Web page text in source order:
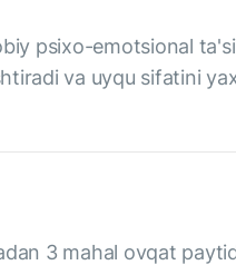
psixo-emotsional
va uyqu sifatini
3 mahal ovqat